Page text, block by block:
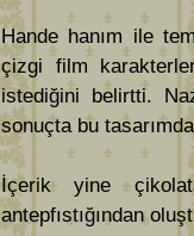
Hande hanım ile
çizgi film
istediğini belirtti.
sonuçta bu
İçerik yine
antepfıstığından